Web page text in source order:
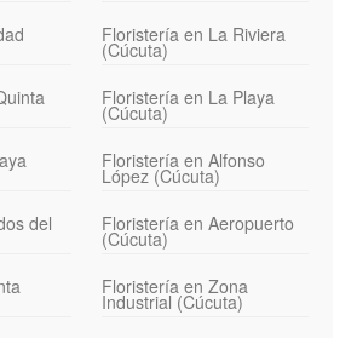
Floristería en La Riviera
(Cúcuta)
Floristería en La Playa
(Cúcuta)
Floristería en Alfonso
López (Cúcuta)
del
Floristería en Aeropuerto
(Cúcuta)
Floristería en Zona
Industrial (Cúcuta)